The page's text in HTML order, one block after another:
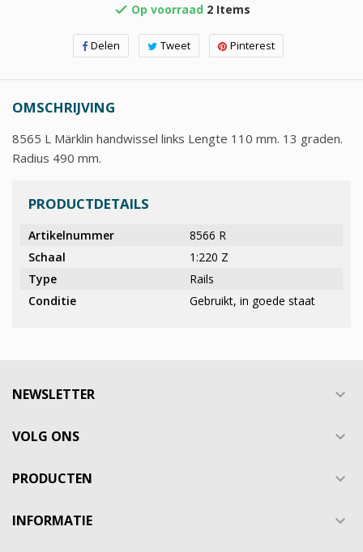
 Op voorraad 2 Items
Delen Tweet Pinterest
PRODUCTDETAILS
Artikelnummer
8566 R
Schaal
1:220 Z
Type
Rails
Conditie
Gebruikt, in goede staat
OMSCHRIJVING
8565 L Märklin handwissel links Lengte 110 mm. 13 graden.
Radius 490 mm.
NEWSLETTER 
VOLG ONS 
PRODUCTEN 
INFORMATIE 